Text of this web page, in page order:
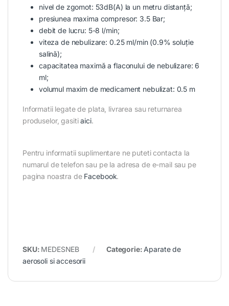
nivel de zgomot: 53dB(A) la un metru distanță;
presiunea maxima compresor: 3.5 Bar;
debit de lucru: 5-8 l/min;
viteza de nebulizare: 0.25 ml/min (0.9% soluție
salină);
capacitatea maximă a flaconului de nebulizare: 6
ml;
volumul maxim de medicament nebulizat: 0.5 m
Informatii legate de plata, livrarea sau returnarea
produselor, gasitiaici.
Pentru informatii suplimentare ne puteti contacta la
numarul de telefon sau pe la adresa de e-mail sau pe
pagina noastra de Facebook.
SKU: MEDESNEB Categorie: Aparate de
aerosoli si accesorii